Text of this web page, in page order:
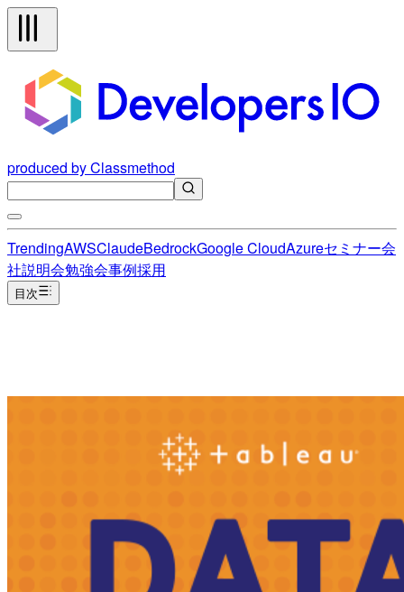
produced by Classmethod
TrendingAWSClaudeBedrockGoogle CloudAzureセミナー会
社説明会勉強会事例採用
目次